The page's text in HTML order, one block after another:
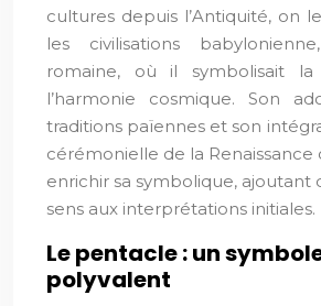
cultures depuis l’Antiquité, on
les civilisations
romaine, où il symbolisait
l’harmonie cosmique. Son
traditions païennes et son
cérémonielle de la
enrichir sa symbolique, ajoutant
sens aux interprétations initiales.
Le pentacle : un
polyvalent